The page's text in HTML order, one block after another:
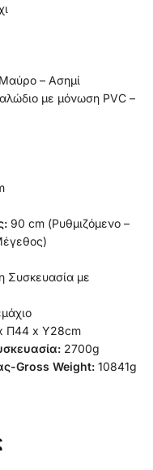
Μαύρο – Ασημί
με μόνωση PVC –
90 cm (Ρυθμιζόμενο –
Συσκευασία με
Π44 x Υ28cm
2700g
Gross Weight: 10841g